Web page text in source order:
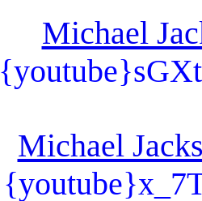
Michael
Michael